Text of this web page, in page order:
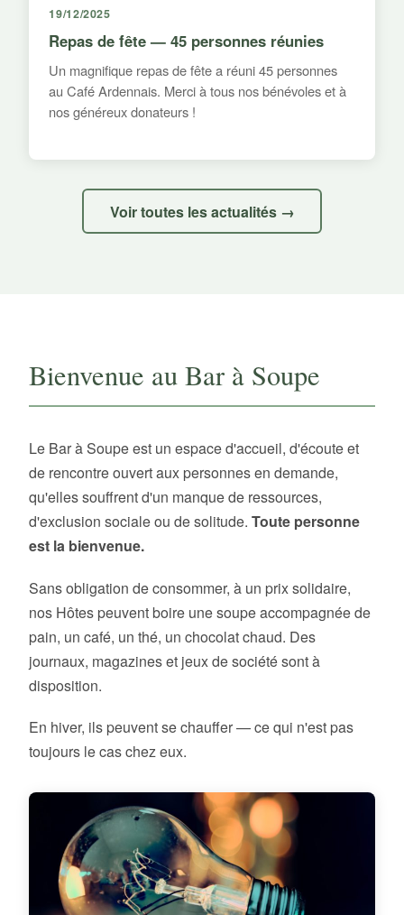
19/12/2025
Repas de fête — 45 personnes réunies
Un magnifique repas de fête a réuni 45 personnes
au Café Ardennais. Merci à tous nos bénévoles et à
nos généreux donateurs !
Voir toutes les actualités →
Bienvenue au Bar à Soupe
Le Bar à Soupe est un espace d'accueil, d'écoute et
de rencontre ouvert aux personnes en demande,
qu'elles souffrent d'un manque de ressources,
d'exclusion sociale ou de solitude. Toute personne
est la bienvenue.
Sans obligation de consommer, à un prix solidaire,
nos Hôtes peuvent boire une soupe accompagnée de
pain, un café, un thé, un chocolat chaud. Des
journaux, magazines et jeux de société sont à
disposition.
En hiver, ils peuvent se chauffer — ce qui n'est pas
toujours le cas chez eux.